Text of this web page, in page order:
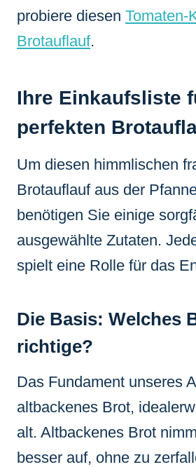
probiere diesen Tomaten-
Brotauflauf.
Ihre Einkaufsliste
perfekten
Um diesen himmlischen
Brotauflauf aus der
benötigen Sie einige
ausgewählte Zutaten.
spielt eine Rolle für das
Die Basis: Welches
richtige?
Das Fundament unseres
altbackenes Brot,
alt. Altbackenes Brot
besser auf, ohne zu